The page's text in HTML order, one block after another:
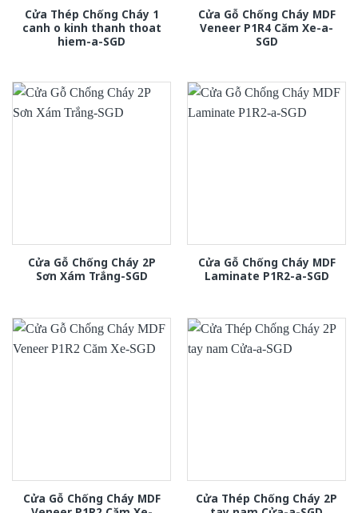
Cửa Thép Chống Cháy 1
canh o kinh thanh thoat
hiem-a-SGD
Cửa Gỗ Chống Cháy MDF
Veneer P1R4 Căm Xe-a-
SGD
Cửa Gỗ Chống Cháy 2P
Sơn Xám Trắng-SGD
Cửa Gỗ Chống Cháy MDF
Laminate P1R2-a-SGD
Cửa Gỗ Chống Cháy MDF
Cửa Thép Chống Cháy 2P